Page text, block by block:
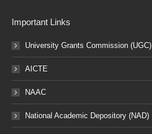
Important Links
University Grants Commission (UGC)
AICTE
NAAC
National Academic Depository (NAD)